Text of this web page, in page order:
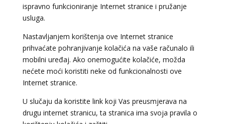
ispravno funkcioniranje Internet stranice i pružanje
usluga.
Nastavljanjem korištenja ove Internet stranice
prihvaćate pohranjivanje kolačića na vaše računalo ili
mobilni uređaj. Ako onemogućite kolačiće, možda
nećete moći koristiti neke od funkcionalnosti ove
Internet stranice.
U slučaju da koristite link koji Vas preusmjerava na
drugu internet stranicu, ta stranica ima svoja pravila o